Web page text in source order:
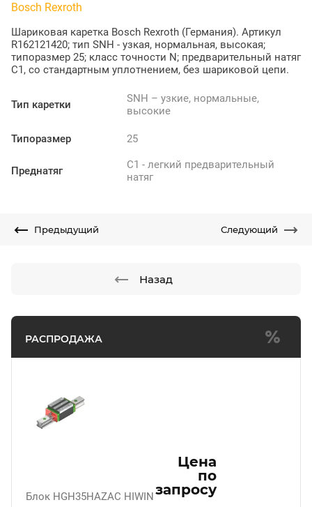
РАСПРОДАЖА
Блок HGH35HAZAC HIWIN
Цена
по
запросу
Bosch Rexroth
Шариковая каретка Bosch Rexroth (Германия). Артикул
R162121420; тип SNH - узкая, нормальная, высокая;
типоразмер 25; класс точности N; предварительный натяг
C1, со стандартным уплотнением, без шариковой цепи.
Тип каретки
SNH – узкие, нормальные,
высокие
Типоразмер 25
Преднатяг
C1 - легкий предварительный
натяг
Предыдущий Следующий
Назад